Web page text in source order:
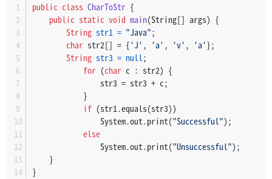
public class CharToStr {
public static void main(String[] args) {
String str1 = "Java";
char str2[] = {'J' , 'a' , 'v' , 'a'};
String str3 = null;
for (char c : str2) {
                str3 = str3 + c;
            }
if (str1.equals(str3))
                System.out.print(
"Successful");
else
                System.out.print(
"Unsuccessful");
    }
}